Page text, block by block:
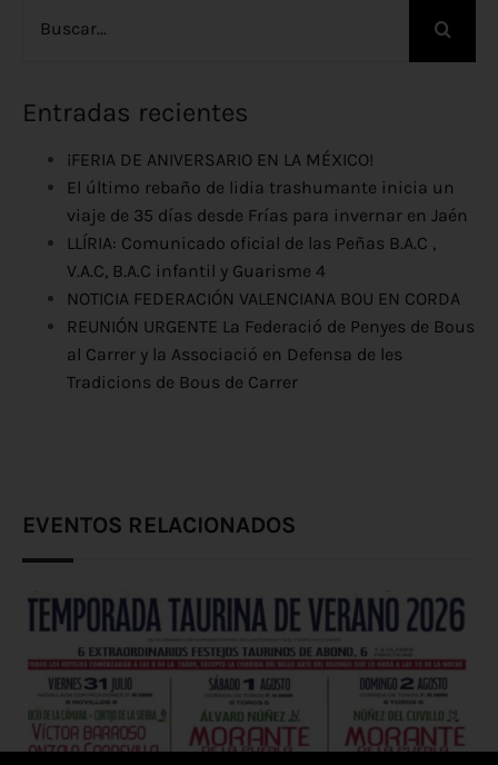
Entradas recientes
¡FERIA DE ANIVERSARIO EN LA MÉXICO!
El último rebaño de lidia trashumante inicia un
viaje de 35 días desde Frías para invernar en Jaén
LLÍRIA: Comunicado oficial de las Peñas B.A.C ,
V.A.C, B.A.C infantil y Guarisme 4
NOTICIA FEDERACIÓN VALENCIANA BOU EN CORDA
REUNIÓN URGENTE La Federació de Penyes de Bous
al Carrer y la Associació en Defensa de les
Tradicions de Bous de Carrer
EVENTOS RELACIONADOS